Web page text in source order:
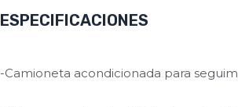
ESPECIFICACIONES
-Camioneta acondicionada para